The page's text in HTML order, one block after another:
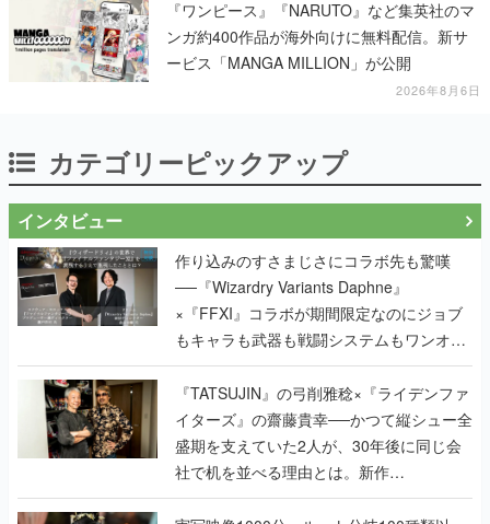
『ワンピース』『NARUTO』など集英社のマ
ンガ約400作品が海外向けに無料配信。新サ
ービス「MANGA MILLION」が公開
2026年8月6日
カテゴリーピックアップ
インタビュー
作り込みのすさまじさにコラボ先も驚嘆
──『Wizardry Variants Daphne』
×『FFXI』コラボが期間限定なのにジョブ
もキャラも武器も戦闘システムもワンオフ
で作り込まれた理由を両ディレクターに聞
く
『TATSUJIN』の弓削雅稔×『ライデンファ
イターズ』の齋藤貴幸──かつて縦シュー全
盛期を支えていた2人が、30年後に同じ会
社で机を並べる理由とは。新作
『TATSUJIN EXTREME』で初タッグを組